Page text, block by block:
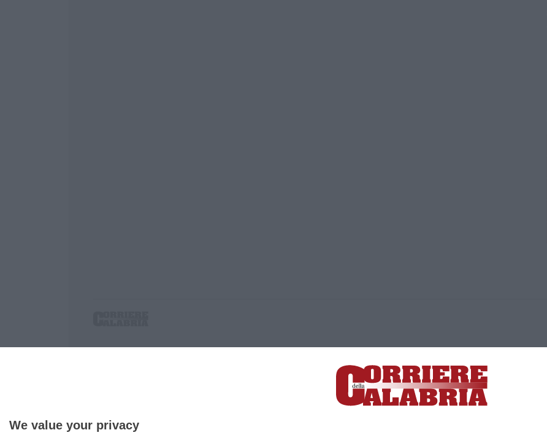
We value your privacy
P.IVA. 03199620794, Via del mare 6/G, S.Eufemia, Lamezia Terme (CZ)
Iscrizione tribunale di Lamezia Terme 5/2011 - Direttore responsabile Paola Militano |Privacy